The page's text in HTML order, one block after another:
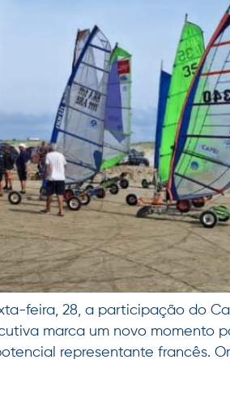
feira, 28, a participação do
marca um novo momento
representante francês.